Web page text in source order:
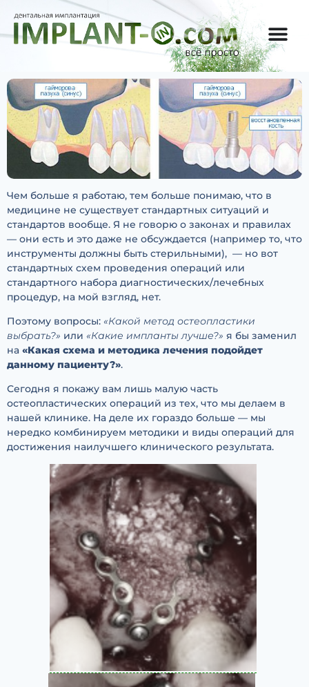
Чем больше я работаю, тем больше понимаю, что в
медицине не существует стандартных ситуаций и
стандартов вообще. Я не говорю о законах и правилах
— они есть и это даже не обсуждается (например то, что
инструменты должны быть стерильными), — но вот
стандартных схем проведения операций или
стандартного набора диагностических/лечебных
процедур, на мой взгляд, нет.
Поэтому вопросы: «Какой метод остеопластики
выбрать?» или «Какие импланты лучше?» я бы заменил
на «Какая схема и методика лечения подойдет
данному пациенту?».
Сегодня я покажу вам лишь малую часть
остеопластических операций из тех, что мы делаем в
нашей клинике. На деле их гораздо больше — мы
нередко комбинируем методики и виды операций для
достижения наилучшего клинического результата.